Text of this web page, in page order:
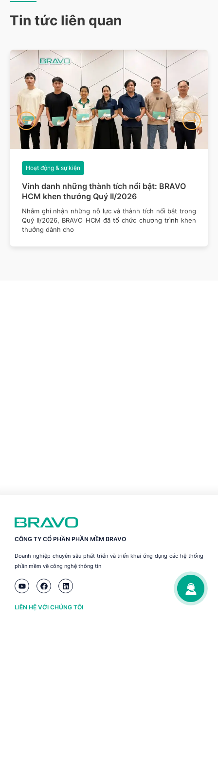
Tin tức liên quan
Vinh danh những thành tích nổi bật: BRAVO
HCM khen thưởng Quý II/2026
Hoạt động & sự kiện
Nhằm ghi nhận những nỗ lực và thành tích nổi bật trong
Quý II/2026, BRAVO HCM đã tổ chức chương trình khen
thưởng dành cho
CÔNG TY CỔ PHẦN PHẦN MỀM BRAVO
Doanh nghiệp chuyên sâu phát triển và triển khai ứng dụng các hệ thống
phần mềm về công nghệ thông tin
LIÊN HỆ VỚI CHÚNG TÔI